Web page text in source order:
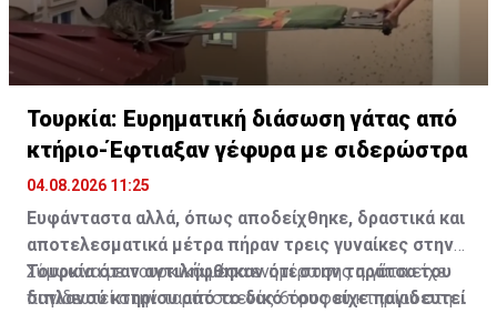
Τουρκία: Ευρηματική διάσωση γάτας από
κτήριο-Έφτιαξαν γέφυρα με σιδερώστρα
04.08.2026 11:25
Ευφάνταστα αλλά, όπως αποδείχθηκε, δραστικά και
αποτελεσματικά μέτρα πήραν τρεις γυναίκες στην
Τουρκία όταν αντιλήφθηκαν ότι στην ταράτσα του
διπλανού κτηρίου από το δικό τους είχε παγιδευτεί
Σύμφωνα με τουρκικά μέσα ενημέρωσης η γάτα είχε
παγιδευτεί στην ταράτσα ενός 6όροφου κτηρίου στην